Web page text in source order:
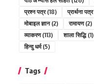
प्रश्न पत्र(18) प्रार्थना पत्र
मोबाइल ज्ञान(2) रामायण(2)
व्याकरण(113) शाला सिद्धि(1)
हिन्दु धर्म(5)
Tags